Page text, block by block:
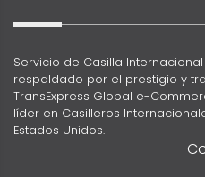
Servicio de Casilla Internacional
respaldado por el prestigio y
TransExpress Global e-
líder en Casilleros
Estados Unidos.